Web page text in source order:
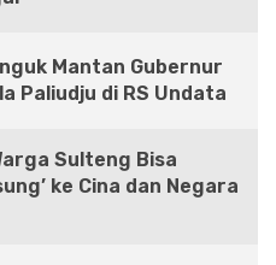
Mantan Gubernur
Paliudju di RS Undata
Sulteng Bisa
ke Cina dan Negara